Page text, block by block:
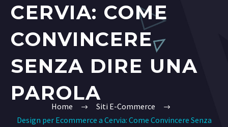
CERVIA: COME
CONVINCERE
SENZA DIRE UNA
PAROLA
Home
Siti E-Commerce
Design per Ecommerce a Cervia: Come Convincere Senza